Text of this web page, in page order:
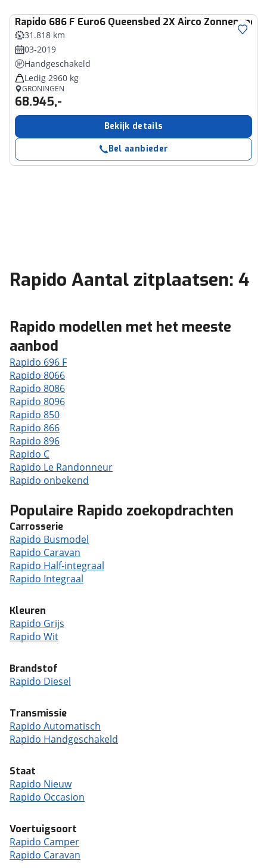
Rapido 686 F Euro6 Queensbed 2X Airco
31.818 km
03-2019
Handgeschakeld
Ledig 2960 kg
GRONINGEN
68.945,-
Bekijk details
Bel aanbieder
Rapido Aantal zitplaatsen: 4
Rapido modellen met het meeste
aanbod
Rapido 696 F
Rapido 8066
Rapido 8086
Rapido 8096
Rapido 850
Rapido 866
Rapido 896
Rapido C
Rapido Le Randonneur
Rapido onbekend
Populaire Rapido zoekopdrachten
Carrosserie
Rapido Busmodel
Rapido Caravan
Rapido Half-integraal
Rapido Integraal
Kleuren
Rapido Grijs
Rapido Wit
Brandstof
Rapido Diesel
Transmissie
Rapido Automatisch
Rapido Handgeschakeld
Staat
Rapido Nieuw
Rapido Occasion
Voertuigsoort
Rapido Camper
Rapido Caravan